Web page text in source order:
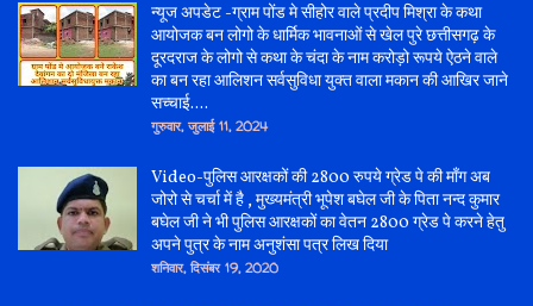
न्यूज अपडेट -ग्राम पोंड मे सीहोर वाले प्रदीप मिश्रा के कथा
आयोजक बन लोगो के धार्मिक भावनाओं से खेल पुरे छत्तीसगढ़ के
दूरदराज के लोगो से कथा के चंदा के नाम करोड़ो रूपये ऐठने वाले
का बन रहा आलिशन सर्वसुविधा युक्त वाला मकान की आखिर जाने
सच्चाई....
गुरुवार, जुलाई 11, 2024
Video-पुलिस आरक्षकों की 2800 रुपये ग्रेड पे की माँग अब
जोरो से चर्चा में है , मुख्यमंत्री भूपेश बघेल जी के पिता नन्द कुमार
बघेल जी ने भी पुलिस आरक्षकों का वेतन 2800 ग्रेड पे करने हेतु
अपने पुत्र के नाम अनुशंसा पत्र लिख दिया
शनिवार, दिसंबर 19, 2020